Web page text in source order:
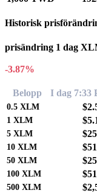
Historisk
prisändring 1 dag
-3.87%
Belopp I dag 7:33
0.5 XLM
1 XLM
5 XLM
10 XLM
50 XLM
100 XLM
500 XLM